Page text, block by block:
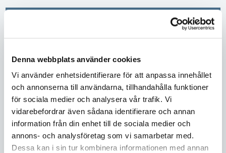
Denna webbplats använder cookies
Vi använder enhetsidentifierare för att anpassa innehållet
och annonserna till användarna, tillhandahålla funktioner
för sociala medier och analysera vår trafik. Vi
vidarebefordrar även sådana identifierare och annan
information från din enhet till de sociala medier och
annons- och analysföretag som vi samarbetar med.
Dessa kan i sin tur kombinera informationen med annan
Praktisk information inför en
utbildning
Information till er som ska gå en utbildning i
Säkerhetsparken.